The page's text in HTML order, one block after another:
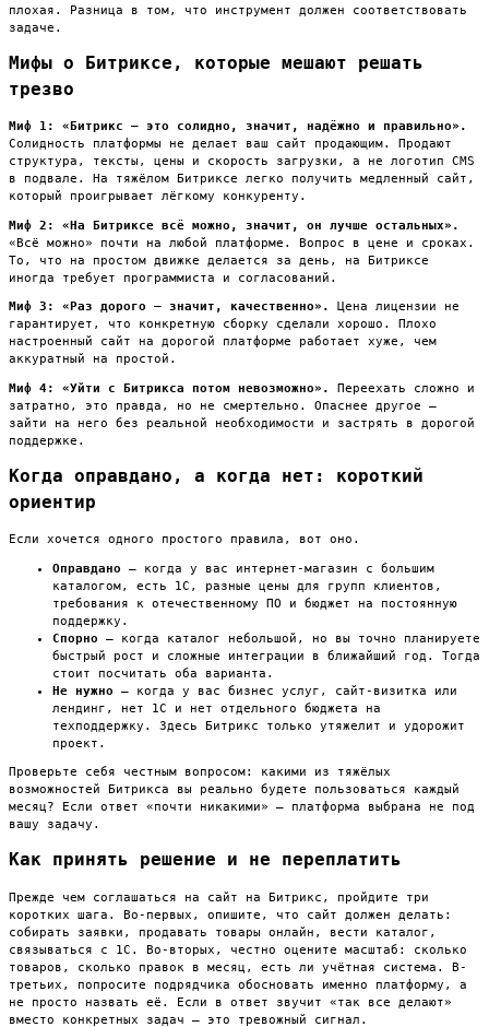
плохая. Разница в том, что инструмент должен соответствовать
задаче.
Мифы о Битриксе, которые мешают решать
трезво
Миф 1: «Битрикс — это солидно, значит, надёжно и правильно».
Солидность платформы не делает ваш сайт продающим. Продают
структура, тексты, цены и скорость загрузки, а не логотип CMS
в подвале. На тяжёлом Битриксе легко получить медленный сайт,
который проигрывает лёгкому конкуренту.
Миф 2: «На Битриксе всё можно, значит, он лучше остальных».
«Всё можно» почти на любой платформе. Вопрос в цене и сроках.
То, что на простом движке делается за день, на Битриксе
иногда требует программиста и согласований.
Миф 3: «Раз дорого — значит, качественно».
Цена лицензии не
гарантирует, что конкретную сборку сделали хорошо. Плохо
настроенный сайт на дорогой платформе работает хуже, чем
аккуратный на простой.
Миф 4: «Уйти с Битрикса потом невозможно».
Переехать сложно и
затратно, это правда, но не смертельно. Опаснее другое —
зайти на него без реальной необходимости и застрять в дорогой
поддержке.
Когда оправдано, а когда нет: короткий
ориентир
Если хочется одного простого правила, вот оно.
Оправдано — когда у вас интернет-магазин с большим
каталогом, есть 1С, разные цены для групп клиентов,
требования к отечественному ПО и бюджет на постоянную
поддержку.
Спорно — когда каталог небольшой, но вы точно планируете
быстрый рост и сложные интеграции в ближайший год. Тогда
стоит посчитать оба варианта.
Не нужно — когда у вас бизнес услуг, сайт-визитка или
лендинг, нет 1С и нет отдельного бюджета на
техподдержку. Здесь Битрикс только утяжелит и удорожит
проект.
Проверьте себя честным вопросом: какими из тяжёлых
возможностей Битрикса вы реально будете пользоваться каждый
месяц? Если ответ «почти никакими» — платформа выбрана не под
вашу задачу.
Как принять решение и не переплатить
Прежде чем соглашаться на сайт на Битрикс, пройдите три
коротких шага. Во-первых, опишите, что сайт должен делать:
собирать заявки, продавать товары онлайн, вести каталог,
связываться с 1С. Во-вторых, честно оцените масштаб: сколько
товаров, сколько правок в месяц, есть ли учётная система. В-
третьих, попросите подрядчика обосновать именно платформу, а
не просто назвать её. Если в ответ звучит «так все делают»
вместо конкретных задач — это тревожный сигнал.